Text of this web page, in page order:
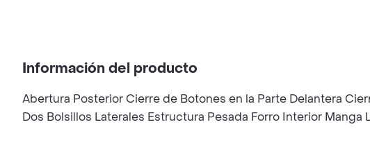
Información del producto
Abertura Posterior Cierre de Botones en la Parte Delantera
Dos Bolsillos Laterales Estructura Pesada Forro Interior